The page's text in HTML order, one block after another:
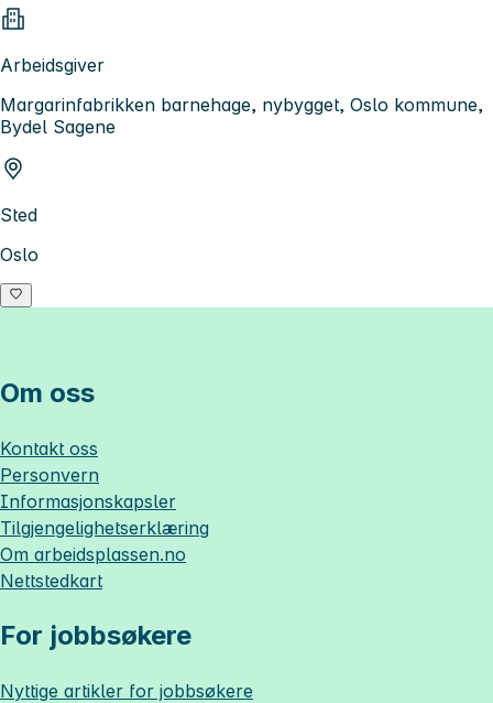
Arbeidsgiver
Margarinfabrikken barnehage, nybygget, Oslo kommune,
Bydel Sagene
Sted
Oslo
Om oss
Kontakt oss
Personvern
Informasjonskapsler
Tilgjengelighetserklæring
Om arbeidsplassen.no
Nettstedkart
For jobbsøkere
Nyttige artikler for jobbsøkere